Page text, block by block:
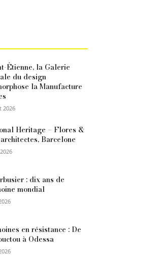
Étienne, la Galerie
du design
la Manufacture
2026
Heritage – Flores &
Barcelone
: dix ans de
mondial
en résistance : De
à Odessa